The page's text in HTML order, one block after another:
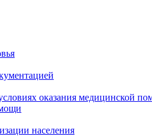
оказания медицинской
населения